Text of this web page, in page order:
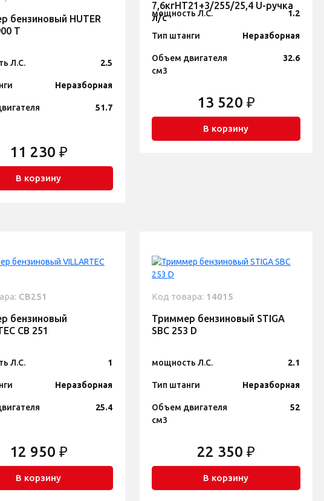
бензиновый HUTER
Т
Л.С. 2.5
Неразборная
51.7
11 230 ₽
В корзину
7,6кгНТ21+3/255/25,4 U-ручка
л/с
мощность Л.С. 1.2
Тип штанги Неразборная
Объем двигателя
см3
32.6
13 520 ₽
В корзину
CB251
бензиновый
CB 251
Л.С. 1
Неразборная
25.4
12 950 ₽
В корзину
Код товара: 14015
Триммер бензиновый STIGA
SBC 253 D
мощность Л.С. 2.1
Тип штанги Неразборная
Объем двигателя
см3
52
22 350 ₽
В корзину